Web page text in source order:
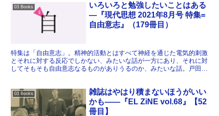
03 Books
いろいろと勉強したいことはある
―『現代思想 2021年8月号 特集=
自由意志』（179冊目）
特集は「自由意志」。精神的活動とはすべて神経を通じた電気的刺激
とそれに対する反応でしかない、みたいな話が一方にあり、それに対
してそもそも自由意志なるものがありうるのか、みたいな話。戸田山
03 Books
雑誌はやはり積まないほうがいい
かも――『EL ZiNE vol.68』【52
冊目】